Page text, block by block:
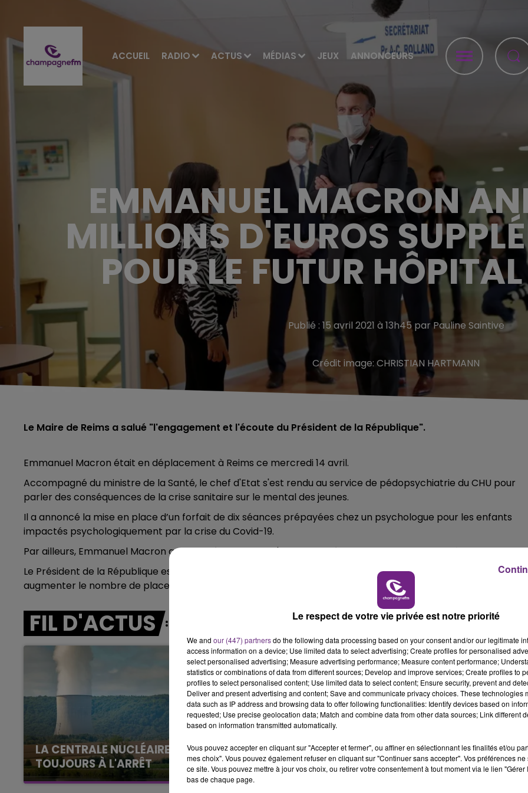
ACCUEIL RADIO ACTUS MÉDIAS JEUX ANNONCEURS
7h00 - 11h00
BEST OF
11h00 - 16h00
EMMANUEL MACRON
MILLIONS D'EUROS
POUR LE FUTUR
Publié : 15 avril 2021 à 13h45 par Pauline Saintive
Crédit image: CHRISTIAN HARTMANN
Le Maire de Reims a salué "l'engagement et l'écoute du Président de la République".
Emmanuel Macron était en déplacement à Reims ce mercredi 14 avril.
Accompagné du ministre de la Santé, le chef d'Etat s'est rendu au service de pédopsychiatrie du CHU pour
parler des conséquences de la crise sanitaire sur le mental des jeunes.
Il a annoncé la mise en place d’un forfait de dix séances prépayées chez un psychologue pour les enfants
impactés psychologiquement par la crise du Covid-19.
Par ailleurs, Emmanuel Macron a annoncé 50 millions d'euros supplémentaires pour le futur hôpital de Reims.
Le Président de la République est revenu sur la suppression des lits initialement prévue et s’est engagé à
augmenter le nombre de places en réanimation.
FIL D'ACTUS
LA CENTRALE NUCLÉAIRE DE CHOOZ
TOUJOURS À L'ARRÊT
Cela fait déjà une semaine que la centrale
LE MAGASIN JOUÉCLUB DE REIMS FERME
SES PORTES
Le respect de votre vie privée est notre priorité
We and our (447) partnersdo the following data processing based on your consent and/or our legitimate
access information on a device; Use limited data to select advertising; Create profiles for personalised
select personalised advertising; Measure advertising performance; Measure content performance;
statistics or combinations of data from different sources; Develop and improve services; Create profiles to
profiles to select personalised content; Use limited data to select content; Ensure security, prevent and
Deliver and present advertising and content; Save and communicate privacy choices. These technologies
data such as IP address and browsing data to offer following functionalities: Identify devices based on
requested; Use precise geolocation data; Match and combine data from other data sources; Link different
based on information transmitted automatically.
Vous pouvez accepter en cliquant sur "Accepter et fermer", ou affiner en sélectionnant les finalités et/ou
mes choix". Vous pouvez également refuser en cliquant sur "Continuer sans accepter". Vos préférences
ce site. Vous pouvez mettre à jour vos choix, ou retirer votre consentement à tout moment via le lien
bas de chaque page.